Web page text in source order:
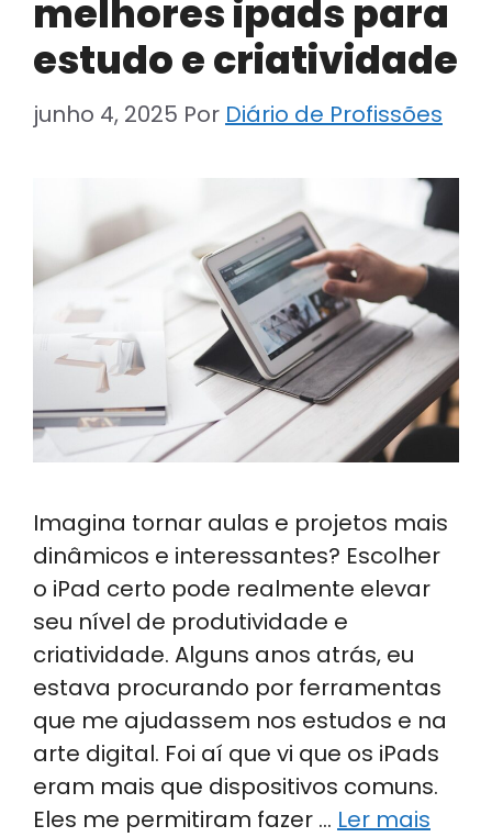
melhores ipads para
estudo e criatividade
junho 4, 2025 Por Diário de Profissões
Imagina tornar aulas e projetos mais
dinâmicos e interessantes? Escolher
o iPad certo pode realmente elevar
seu nível de produtividade e
criatividade. Alguns anos atrás, eu
estava procurando por ferramentas
que me ajudassem nos estudos e na
arte digital. Foi aí que vi que os iPads
eram mais que dispositivos comuns.
Eles me permitiram fazer … Ler mais